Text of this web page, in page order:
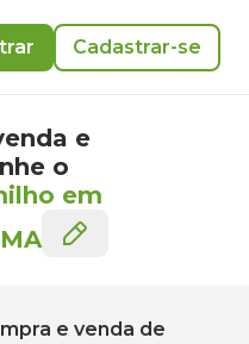
Cadastrar-se
e
o
em
MA
e venda de